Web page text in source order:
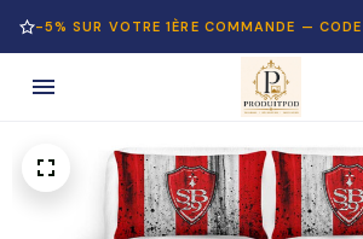
SUR VOTRE 1ÈRE COMMANDE — CODE